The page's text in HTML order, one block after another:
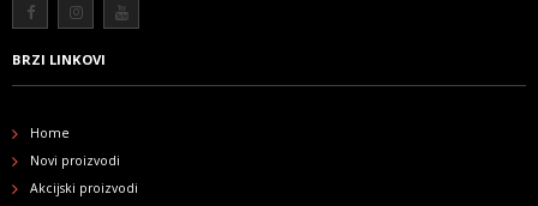
BRZI LINKOVI
Home
Novi proizvodi
Akcijski proizvodi